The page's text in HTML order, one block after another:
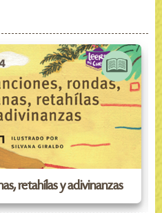
retahílas y adivinanzas